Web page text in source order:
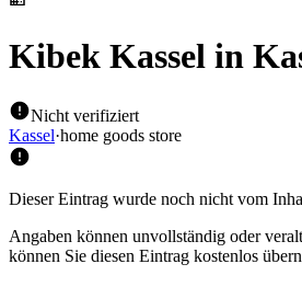
Kibek Kassel in
Nicht verifiziert
Kassel·home goods store
Dieser Eintrag wurde noch nicht vom
Angaben können unvollständig oder
können Sie diesen Eintrag kostenlos